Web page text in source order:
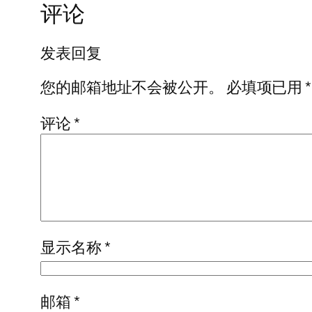
评论
发表回复
您的邮箱地址不会被公开。
必填项已用*
评论*
显示名称*
邮箱*